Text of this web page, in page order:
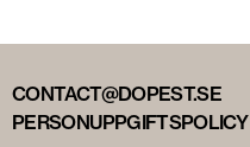
CONTACT@DOPEST.SE
PERSONUPPGIFTSPOLICY